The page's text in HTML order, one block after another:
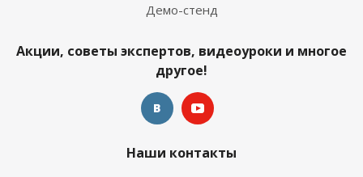
Демо-стенд
Акции, советы экспертов, видеоуроки и многое
другое!
Наши контакты